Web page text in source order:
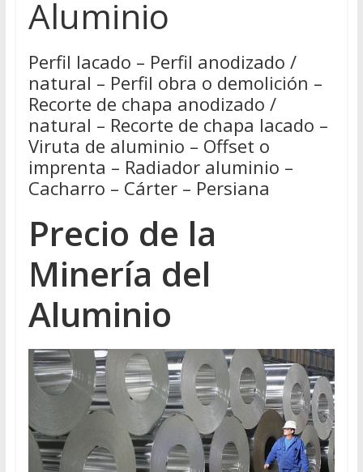
Aluminio
Perfil lacado – Perfil anodizado /
natural – Perfil obra o demolición –
Recorte de chapa anodizado /
natural – Recorte de chapa lacado –
Viruta de aluminio – Offset o
imprenta – Radiador aluminio –
Cacharro – Cárter – Persiana
Precio de la
Minería del
Aluminio